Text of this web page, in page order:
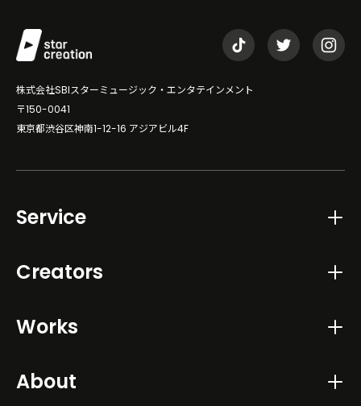
株式会社SBIスターミュージック・エンタテインメント
〒150-0041
東京都渋谷区神南1-12-16 アジアビル4F
Service
Creators
Works
About